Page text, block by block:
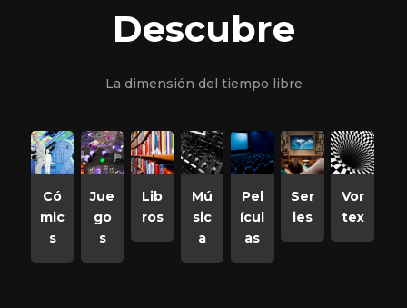
Descubre
La dimensión del tiempo libre
Có
mic
s
Jue
go
s
Lib
ros
Mú
sic
a
Pel
ícul
as
Ser
ies
Vor
tex